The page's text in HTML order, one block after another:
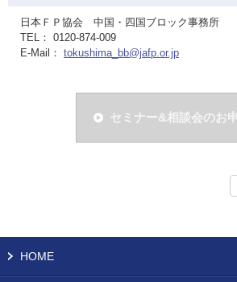
日本ＦＰ協会 中国・四国ブロック事務所
TEL： 0120-874-009
E-Mail： tokushima_bb@jafp.or.jp
セミナー&相談会のお
HOME